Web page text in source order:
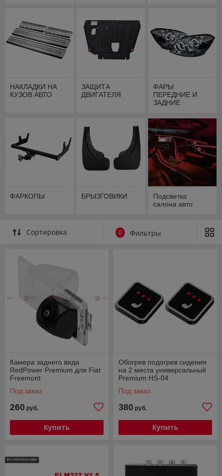
НАКЛАДКИ НА
КУЗОВ АВТО
ЗАЩИТА
ДВИГАТЕЛЯ
ФАРЫ
ПЕРЕДНИЕ И
ЗАДНИЕ
ФАРКОПЫ БРЫЗГОВИКИ
Подсветка
салона авто
Сортировка 0 Фильтры
Камера заднего вида
RedPower Premium для Fiat
Freemont
Под заказ
260 руб.
Купить
Обогрев подогрев сидения
на 2 места универсальный
Premium HS-04
Под заказ
380 руб.
Купить